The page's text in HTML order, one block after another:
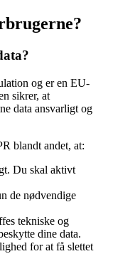
og er en EU-
sikrer, at
data ansvarligt og
blandt andet, at:
Du skal aktivt
de nødvendige
tekniske og
dine data.
for at få slettet